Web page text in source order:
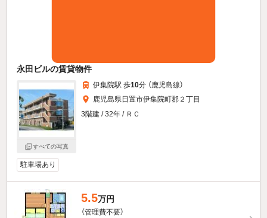
永田ビルの賃貸物件
すべての写真
伊集院駅 歩10分 （鹿児島線）
鹿児島県日置市伊集院町郡２丁目
3階建 / 32年 / ＲＣ
駐車場あり
5.5万円
（管理費不要）